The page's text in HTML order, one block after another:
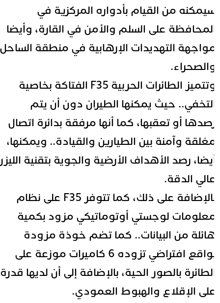
من القيام بأدواره المركزية في
على السلم والأمن في القارة، وأيضا
التهديدات الإرهابية في منطقة الساحل
وتتميز الطائرات الحربية F35 الفتاكة بخاصية
حيث يمكنها الطيران دون أن يتم
أو تعقبها، كما أنها مرفقة بدائرة اتصال
وآمنة بين الطيارين والقيادة.. ويمكنها،
رصد الأهداف الأرضية والجوية بتقنية الليزر
الدقة.
بالإضافة على ذلك، كما تتوفر F35 على نظام
لوجستي أوتوماتيكي مزود بكمية
من البيانات.. كما تضم خوذة مزودة
بواقع افتراضي تزوده 6 كاميرات موزعة على
بالصور الحية، بالإضافة إلى أن لديها قدرة
الإقلاع والهبوط العمودي.